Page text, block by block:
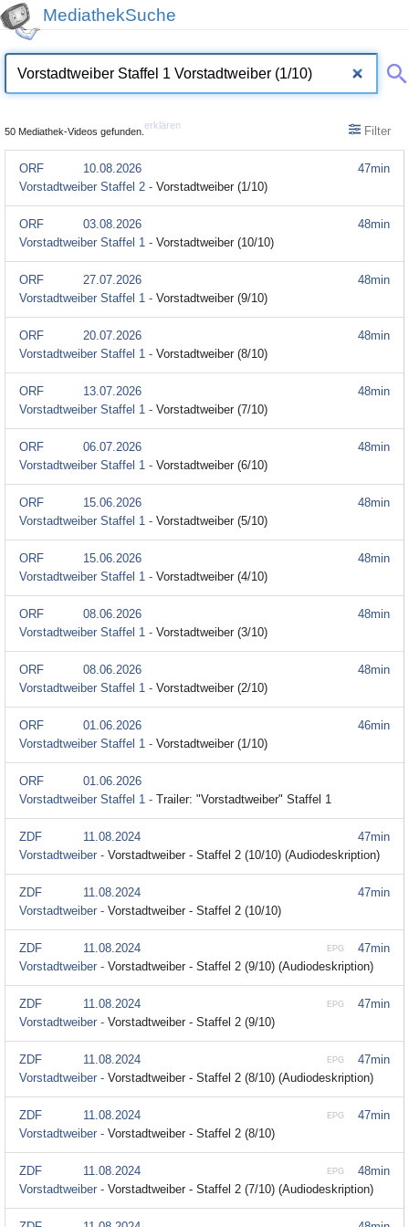
MediathekSuche
50 Mediathek-Videos gefunden.
erklären Filter
47min
ORF
10.08.2026
Vorstadtweiber Staffel 2 - Vorstadtweiber (1/10)
48min
ORF
03.08.2026
Vorstadtweiber Staffel 1 - Vorstadtweiber (10/10)
48min
ORF
27.07.2026
Vorstadtweiber Staffel 1 - Vorstadtweiber (9/10)
48min
ORF
20.07.2026
Vorstadtweiber Staffel 1 - Vorstadtweiber (8/10)
48min
ORF
13.07.2026
Vorstadtweiber Staffel 1 - Vorstadtweiber (7/10)
48min
ORF
06.07.2026
Vorstadtweiber Staffel 1 - Vorstadtweiber (6/10)
48min
ORF
15.06.2026
Vorstadtweiber Staffel 1 - Vorstadtweiber (5/10)
48min
ORF
15.06.2026
Vorstadtweiber Staffel 1 - Vorstadtweiber (4/10)
48min
ORF
08.06.2026
Vorstadtweiber Staffel 1 - Vorstadtweiber (3/10)
48min
ORF
08.06.2026
Vorstadtweiber Staffel 1 - Vorstadtweiber (2/10)
46min
ORF
01.06.2026
Vorstadtweiber Staffel 1 - Vorstadtweiber (1/10)
ORF
01.06.2026
Vorstadtweiber Staffel 1 - Trailer: "Vorstadtweiber" Staffel 1
47min
ZDF
11.08.2024
Vorstadtweiber - Vorstadtweiber - Staffel 2 (10/10) (Audiodeskription)
47min
ZDF
11.08.2024
Vorstadtweiber - Vorstadtweiber - Staffel 2 (10/10)
47min
EPG
ZDF
11.08.2024
Vorstadtweiber - Vorstadtweiber - Staffel 2 (9/10) (Audiodeskription)
47min
EPG
ZDF
11.08.2024
Vorstadtweiber - Vorstadtweiber - Staffel 2 (9/10)
47min
EPG
ZDF
11.08.2024
Vorstadtweiber - Vorstadtweiber - Staffel 2 (8/10) (Audiodeskription)
47min
EPG
ZDF
11.08.2024
Vorstadtweiber - Vorstadtweiber - Staffel 2 (8/10)
48min
EPG
ZDF
11.08.2024
Vorstadtweiber - Vorstadtweiber - Staffel 2 (7/10) (Audiodeskription)